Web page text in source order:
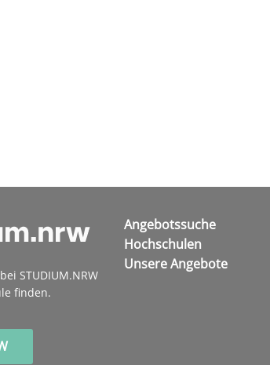
STUDIUM.NRW
finden.
Angebotssuche
Hochschulen
Unsere Angebote